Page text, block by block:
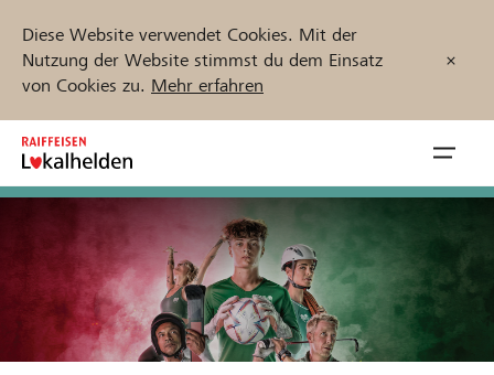
Diese Website verwendet Cookies. Mit der
Nutzung der Website stimmst du dem Einsatz
von Cookies zu. Mehr erfahren
Zum
Inhalt
springen
öffnen
Projekte und Organisationen finden
Jetzt starten